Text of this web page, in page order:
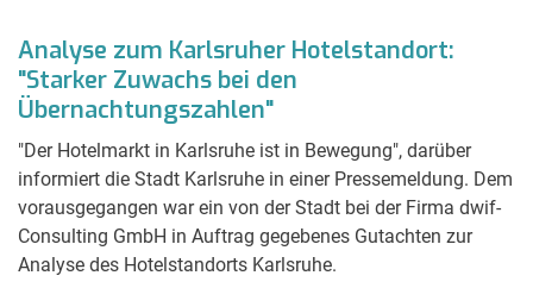
Analyse zum Karlsruher Hotelstandort:
"Starker Zuwachs bei den
Übernachtungszahlen"
"Der Hotelmarkt in Karlsruhe ist in Bewegung", darüber
informiert die Stadt Karlsruhe in einer Pressemeldung. Dem
vorausgegangen war ein von der Stadt bei der Firma dwif-
Consulting GmbH in Auftrag gegebenes Gutachten zur
Analyse des Hotelstandorts Karlsruhe.